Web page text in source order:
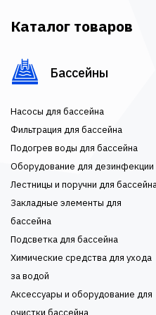
Каталог товаров
Бассейны
Насосы для бассейна
Фильтрация для бассейна
Подогрев воды для бассейна
Оборудование для дезинфекции
Лестницы и поручни для
Закладные элементы для
бассейна
Подсветка для бассейна
Химические средства для ухода
за водой
Аксессуары и оборудование для
очистки бассейна